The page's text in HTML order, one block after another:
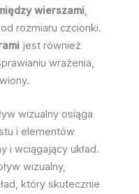
wierszami,
rozmiaru czcionki.
jest również
wrażenia,
wizualny osiąga
i elementów
i wciągający układ.
wizualny,
który skutecznie